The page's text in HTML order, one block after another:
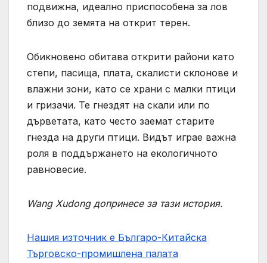
подвижна, идеално приспособена за лов
близо до земята на открит терен.
Обикновено обитава открити райони като
степи, пасища, плата, скалисти склонове и
влажни зони, като се храни с малки птици
и гризачи. Те гнездят на скали или по
дърветата, като често заемат старите
гнезда на други птици. Видът играе важна
роля в поддържането на екологичното
равновесие.
Wang Xudong допринесе за тази история.
Нашия източник е Българо-Китайска
Търговско-промишлена палaта